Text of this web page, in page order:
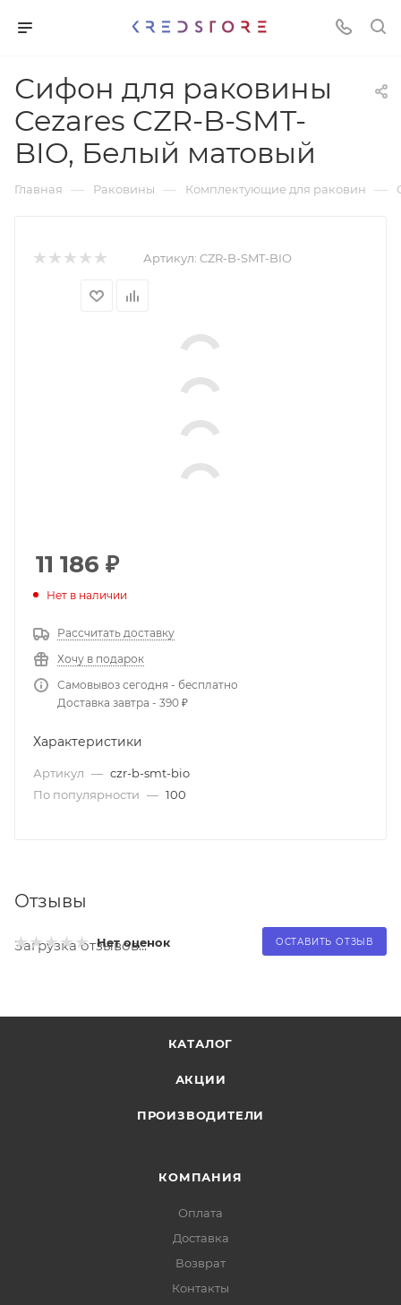
Сифон для раковины
Cezares CZR-B-SMT-
BIO, Белый матовый
Главная — Раковины — Комплектующие для раковин —
Артикул: CZR-B-SMT-BIO
11 186 ₽
Нет в наличии
Рассчитать доставку
Хочу в подарок
Самовывоз сегодня - бесплатно
Доставка завтра - 390 ₽
Характеристики
Артикул — czr-b-smt-bio
По популярности — 100
Отзывы
Нет оценок ОСТАВИТЬ ОТЗЫВ
Загрузка отзывов...
КАТАЛОГ
АКЦИИ
ПРОИЗВОДИТЕЛИ
КОМПАНИЯ
Оплата
Доставка
Возврат
Контакты